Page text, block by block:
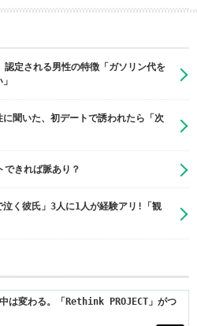
定される男性の特徴「ガソリン代を
に聞いた、初デートで誘われたら「次
きれば脈あり？
泣く彼氏」3人に1人が経験アリ!「観
は変わる。「Rethink PROJECT」がつ